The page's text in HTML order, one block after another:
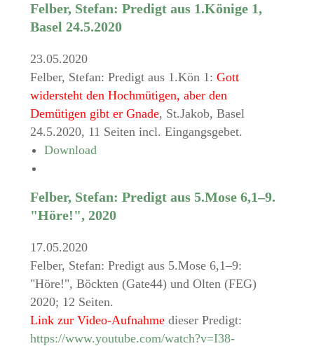
Felber, Stefan: Predigt aus 1.Könige 1,
Basel 24.5.2020
23.05.2020
Felber, Stefan: Predigt aus 1.Kön 1: Gott
widersteht den Hochmütigen, aber den
Demütigen gibt er Gnade, St.Jakob, Basel
24.5.2020, 11 Seiten incl. Eingangsgebet.
Download
Felber, Stefan: Predigt aus 5.Mose 6,1–9.
"Höre!", 2020
17.05.2020
Felber, Stefan: Predigt aus 5.Mose 6,1–9:
"Höre!", Böckten (Gate44) und Olten (FEG)
2020; 12 Seiten.
Link zur Video-Aufnahmedieser Predigt:
https://www.youtube.com/watch?v=I38-